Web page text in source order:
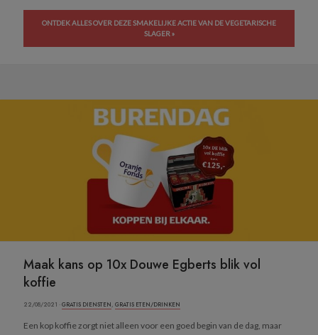
ONTDEK ALLES OVER DEZE SMAKELIJKE ACTIE VAN DE VEGETARISCHE
SLAGER »
Maak kans op 10x Douwe Egberts blik vol
koffie
22/08/2021 ·GRATIS DIENSTEN, GRATIS ETEN/DRINKEN
Een kop koffie zorgt niet alleen voor een goed begin van de dag, maar